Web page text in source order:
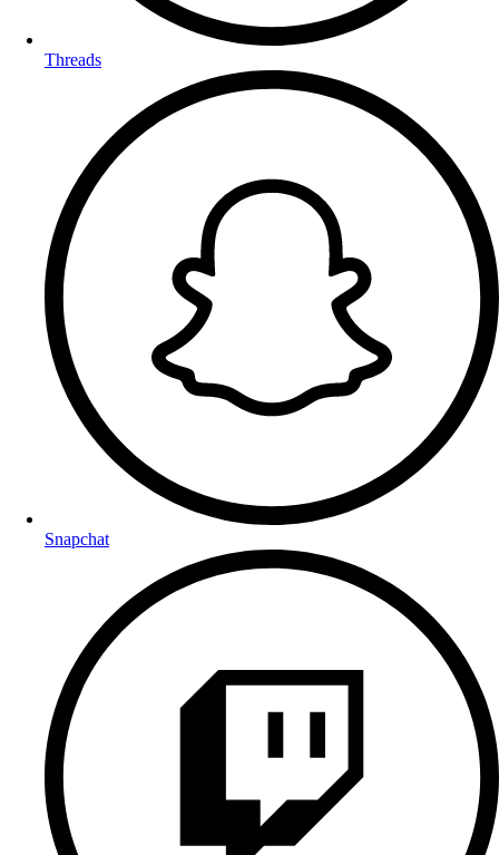
Threads
Snapchat